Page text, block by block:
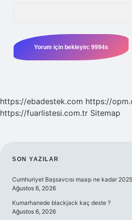
https://ebadestek.com https://
https://fuarlistesi.com.tr Sitemap
SIDEBAR
SON YAZILAR
Cumhuriyet Başsavcısı maaşı ne kadar
Ağustos 6, 2026
Kumarhanede blackjack kaç deste ?
Ağustos 6, 2026